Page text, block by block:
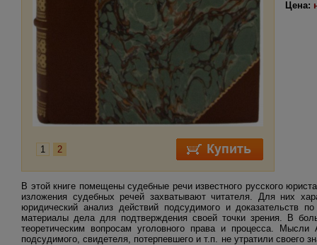
1 2
Цена:
В этой книге помещены судебные речи известного русского
изложения судебных речей захватывают читателя. Для них
юридический анализ действий подсудимого и доказательств
материалы дела для подтверждения своей точки зрения. В
теоретическим вопросам уголовного права и процесса.
подсудимого, свидетеля, потерпевшего и т.п. не утратили